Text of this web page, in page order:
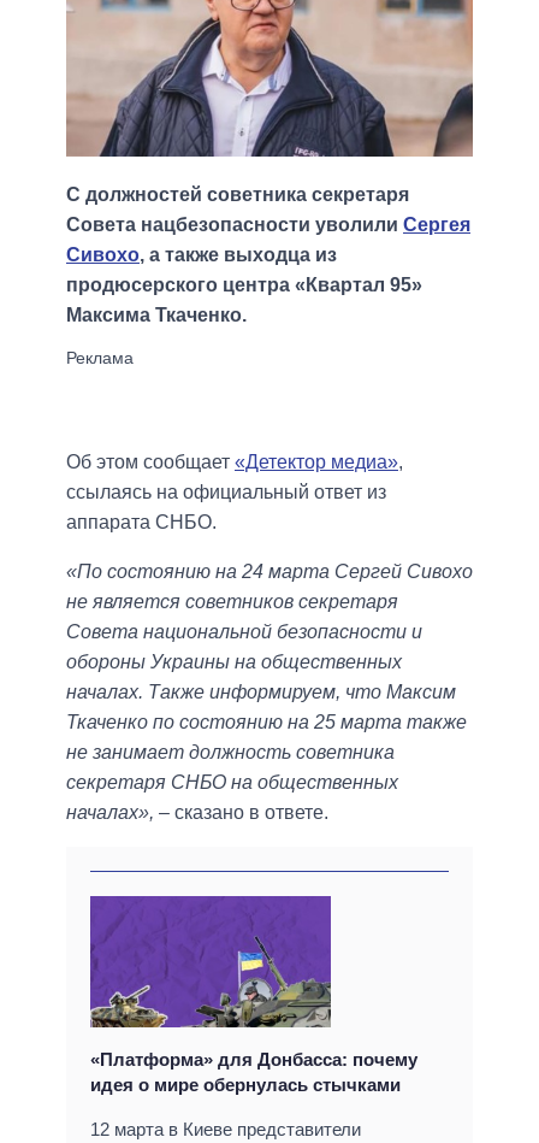
С должностей советника секретаря
Совета нацбезопасности уволили Сергея
Сивохо, а также выходца из
продюсерского центра «Квартал 95»
Максима Ткаченко.
Об этом сообщает «Детектор медиа»,
ссылаясь на официальный ответ из
аппарата СНБО.
«По состоянию на 24 марта Сергей Сивохо
не является советников секретаря
Совета национальной безопасности и
обороны Украины на общественных
началах. Также информируем, что Максим
Ткаченко по состоянию на 25 марта также
не занимает должность советника
секретаря СНБО на общественных
началах», – сказано в ответе.
«Платформа» для Донбасса: почему
идея о мире обернулась стычками
12 марта в Киеве представители